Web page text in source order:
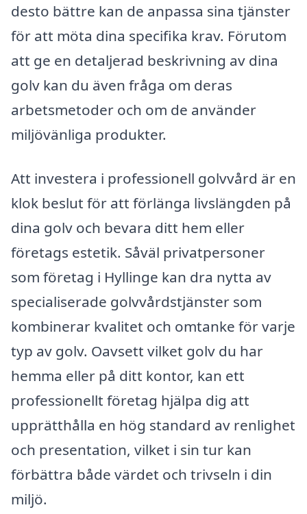
desto bättre kan de anpassa sina tjänster
för att möta dina specifika krav. Förutom
att ge en detaljerad beskrivning av dina
golv kan du även fråga om deras
arbetsmetoder och om de använder
miljövänliga produkter.
Att investera i professionell golvvård är en
klok beslut för att förlänga livslängden på
dina golv och bevara ditt hem eller
företags estetik. Såväl privatpersoner
som företag i Hyllinge kan dra nytta av
specialiserade golvvårdstjänster som
kombinerar kvalitet och omtanke för varje
typ av golv. Oavsett vilket golv du har
hemma eller på ditt kontor, kan ett
professionellt företag hjälpa dig att
upprätthålla en hög standard av renlighet
och presentation, vilket i sin tur kan
förbättra både värdet och trivseln i din
miljö.